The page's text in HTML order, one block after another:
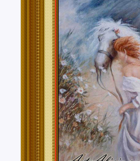
Valencia, Valladolid, Vizcaya,
También realizo envíos de
lugares del mundo como
Alemania, Gran Bretaña,